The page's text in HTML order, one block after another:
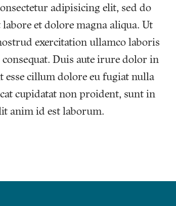
adipisicing elit, sed do
et dolore magna aliqua. Ut
exercitation ullamco laboris
Duis aute irure dolor in
cillum dolore eu fugiat nulla
cupidatat non proident, sunt in
anim id est laborum.